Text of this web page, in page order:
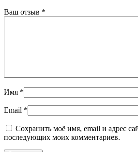
Ваш отзыв *
Имя *
Email *
Сохранить моё имя, email и адрес
последующих моих комментариев.